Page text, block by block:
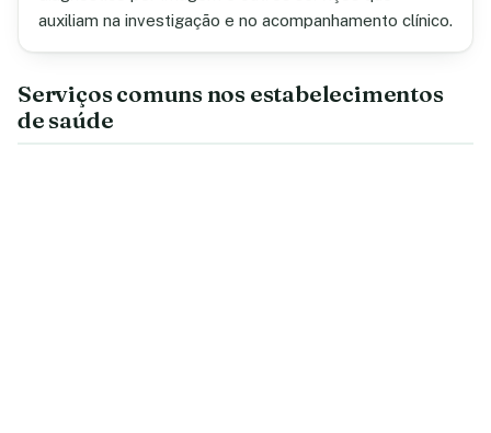
auxiliam na investigação e no acompanhamento clínico.
Serviços comuns nos estabelecimentos
de saúde